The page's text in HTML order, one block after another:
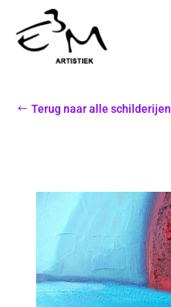
Terug naar alle schilderijen